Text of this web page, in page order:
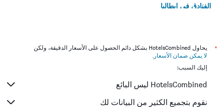
الفنادق في إيطاليا
*
يحاول HotelsCombined بشكل دائم الحصول على الأسعار الدقيقة، ولكن
لا يمكن ضمان الأسعار .
إليك السبب:
HotelsCombined ليس البائع
نقوم بتجميع الكثير من البيانات لك